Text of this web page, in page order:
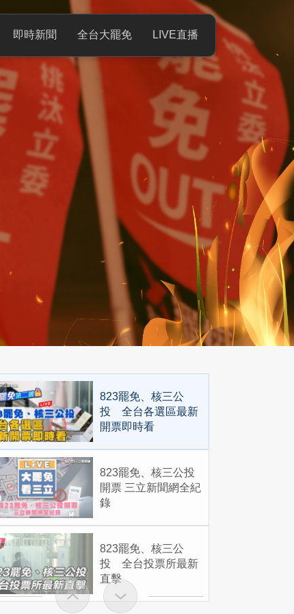
即時新聞 全台大罷免 LIVE直播
823罷免、核三公
投 全台各選區最新
開票即時看
823罷免、核三公投
開票 三立新聞網全紀
錄
823罷免、核三公
投 全台投票所最新
直擊